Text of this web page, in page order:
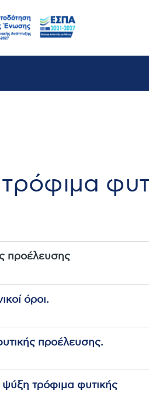
προέλευσης
όρoι.
πρoέλευσης.
τρόφιμα φυτικής